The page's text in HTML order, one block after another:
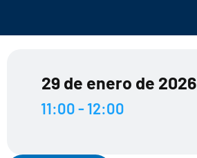
29 de enero de 2026
11:00 - 12:00